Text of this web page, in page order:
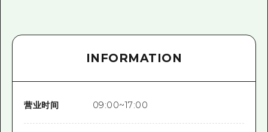
INFORMATION
营业时间 09:00~17:00